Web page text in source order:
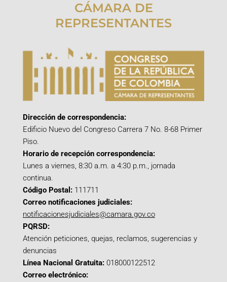
CÁMARA DE
REPRESENTANTES
Dirección de correspondencia:
Edificio Nuevo del Congreso Carrera 7 No. 8-68 Primer
Piso.
Horario de recepción correspondencia:
Lunes a viernes, 8:30 a.m. a 4:30 p.m., jornada
continua.
Código Postal: 111711
Correo notificaciones judiciales:
notificacionesjudiciales@camara.gov.co
PQRSD:
Atención peticiones, quejas, reclamos, sugerencias y
denuncias
Línea Nacional Gratuita: 018000122512
Correo electrónico: